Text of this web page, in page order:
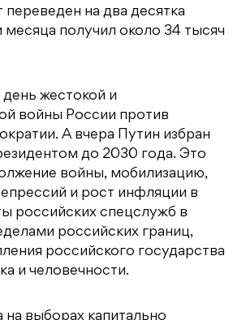
на два десятка
месяца получил около 34 тысяч
жестокой и
войны России против
А вчера Путин избран
до 2030 года. Это
войны, мобилизацию,
и рост инфляции в
российских спецслужб в
российских границ,
российского государства
и человечности.
на выборах капитально